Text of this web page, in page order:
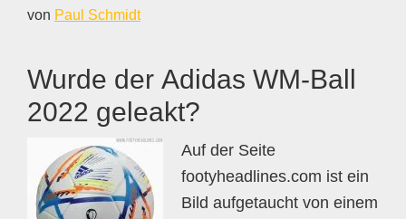
von Paul Schmidt
Wurde der Adidas WM-Ball
2022 geleakt?
Auf der Seite
footyheadlines.com ist ein
Bild aufgetaucht von einem